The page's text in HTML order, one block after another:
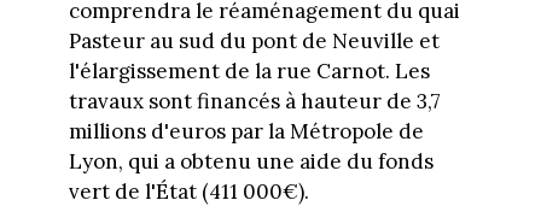
comprendra le réaménagement du quai
Pasteur au sud du pont de Neuville et
l'élargissement de la rue Carnot. Les
travaux sont financés à hauteur de 3,7
millions d'euros par la Métropole de
Lyon, qui a obtenu une aide du fonds
vert de l'État (411 000€).